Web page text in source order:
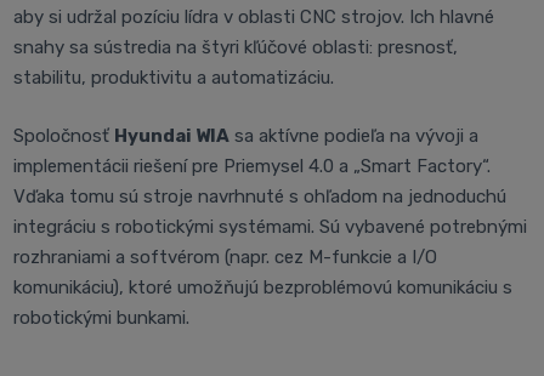
aby si udržal pozíciu lídra v oblasti CNC strojov. Ich hlavné
snahy sa sústredia na štyri kľúčové oblasti: presnosť,
stabilitu, produktivitu a automatizáciu.
Spoločnosť Hyundai WIA sa aktívne podieľa na vývoji a
implementácii riešení pre Priemysel 4.0 a „Smart Factory“.
Vďaka tomu sú stroje navrhnuté s ohľadom na jednoduchú
integráciu s robotickými systémami. Sú vybavené potrebnými
rozhraniami a softvérom (napr. cez M-funkcie a I/O
komunikáciu), ktoré umožňujú bezproblémovú komunikáciu s
robotickými bunkami.